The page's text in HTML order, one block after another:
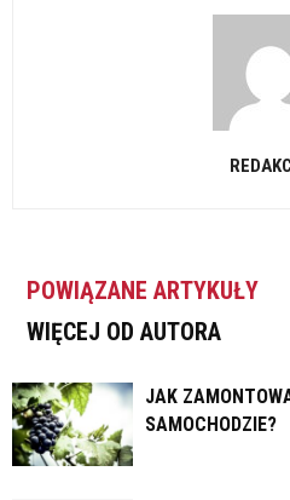
POWIĄZANE ARTYKUŁY
WIĘCEJ OD AUTORA
JAK
SAMOCHODZIE?